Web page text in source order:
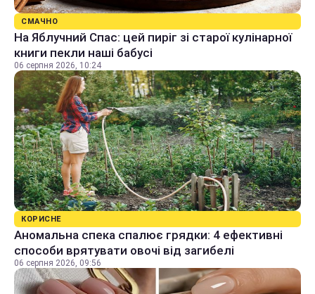
СМАЧНО
На Яблучний Спас: цей пиріг зі старої кулінарної
книги пекли наші бабусі
06 серпня 2026, 10:24
КОРИСНЕ
Аномальна спека спалює грядки: 4 ефективні
способи врятувати овочі від загибелі
06 серпня 2026, 09:56